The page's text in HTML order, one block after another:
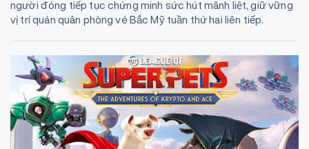
người đóng tiếp tục chứng minh sức hút mãnh liệt, giữ vững
vị trí quán quân phòng vé Bắc Mỹ tuần thứ hai liên tiếp.